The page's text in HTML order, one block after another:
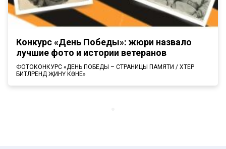
Конкурс «День Победы»: жюри назвало
лучшие фото и истории ветеранов
ФОТОКОНКУРС «ДЕНЬ ПОБЕДЫ – СТРАНИЦЫ ПАМЯТИ / ХӘТЕР
БИТЛӘРЕНДӘ ҖИНҮ КӨНЕ»